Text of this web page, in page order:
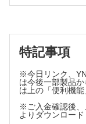
症例7-1 プロフ
症例7-2 生涯学
どうしたら総
専攻医でも
特記事項
※今日リンク、
は今後一部製品
は上の「便利機能
※ご入金確認後、
よりダウンロー